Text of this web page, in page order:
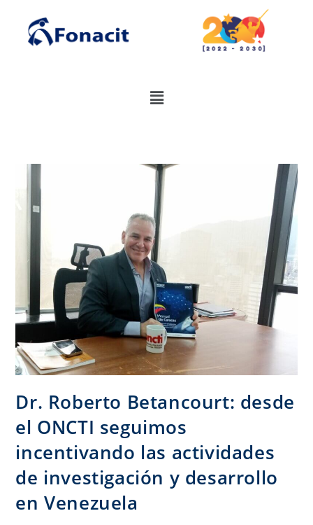
Dr. Roberto Betancourt: desde
el ONCTI seguimos
incentivando las actividades
de investigación y desarrollo
en Venezuela